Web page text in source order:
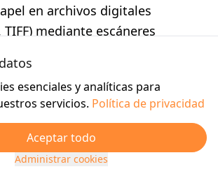
en archivos digitales
TIFF) mediante escáneres
el reconocimiento óptico de
y la inteligencia artificial,
documentos sean
buscables por palabras clave y
datos importantes
esenciales y analíticas para
servicios. Política de privacidad
Aceptar todo
Administrar cookies